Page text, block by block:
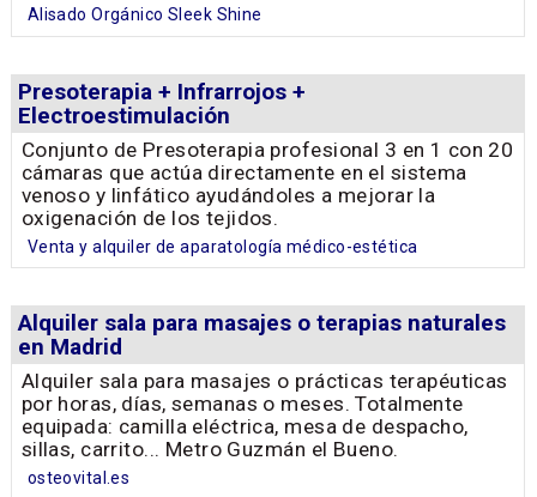
Alisado Orgánico Sleek Shine
Presoterapia + Infrarrojos +
Electroestimulación
Conjunto de Presoterapia profesional 3 en 1 con 20
cámaras que actúa directamente en el sistema
venoso y linfático ayudándoles a mejorar la
oxigenación de los tejidos.
Venta y alquiler de aparatología médico-estética
Alquiler sala para masajes o terapias naturales
en Madrid
Alquiler sala para masajes o prácticas terapéuticas
por horas, días, semanas o meses. Totalmente
equipada: camilla eléctrica, mesa de despacho,
sillas, carrito... Metro Guzmán el Bueno.
osteovital.es